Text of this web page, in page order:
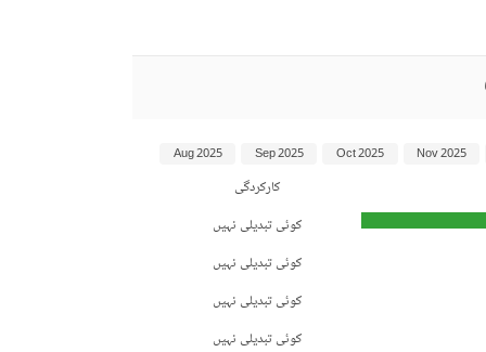
کارکردگی
کوئی تبدیلی نہیں
کوئی تبدیلی نہیں
کوئی تبدیلی نہیں
کوئی تبدیلی نہیں
Nov 2025
Oct 2025
Sep 2025
Aug 2025